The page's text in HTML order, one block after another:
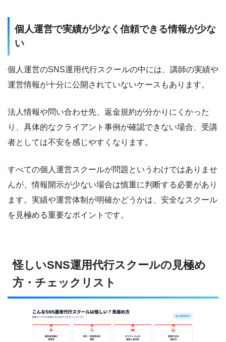
個人運営で実績が少なく信頼できる情報が少な
い
個人運営のSNS運用代行スクールの中には、講師の実績や
運営情報が十分に公開されていないケースもあります。
法人情報や問い合わせ先、返金規約が分かりにくかった
り、具体的なクライアント事例が確認できない場合、受講
者としては不安を感じやすくなります。
すべての個人運営スクールが問題というわけではありませ
んが、情報開示が少ない場合は慎重に判断する必要があり
ます。実績や運営体制が明確かどうかは、安全なスクール
を見極める重要なポイントです。
怪しいSNS運用代行スクールの見極め
方・チェックリスト